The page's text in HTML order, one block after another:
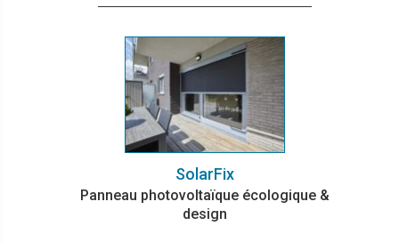
SolarFix
Panneau photovoltaïque écologique &
design